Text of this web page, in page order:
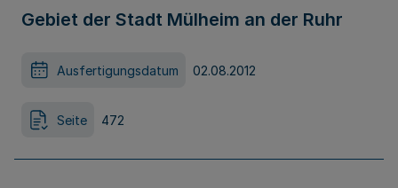
Gebiet der Stadt Mülheim an der Ruhr
Ausfertigungsdatum 02.08.2012
Seite 472